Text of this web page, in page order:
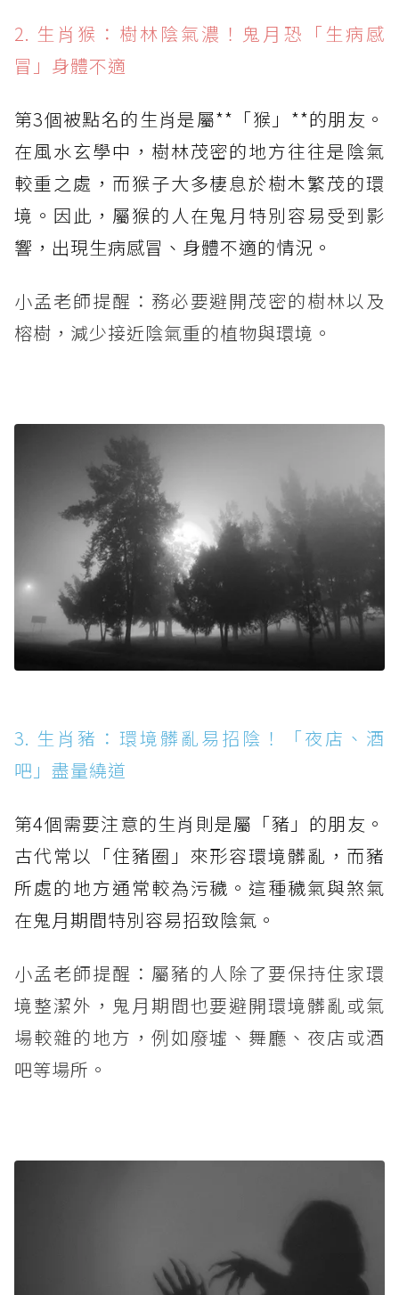
2. 生肖猴：樹林陰氣濃！鬼月恐「生病感
冒」身體不適
第3個被點名的生肖是屬**「猴」**的朋友。
在風水玄學中，樹林茂密的地方往往是陰氣
較重之處，而猴子大多棲息於樹木繁茂的環
境。因此，屬猴的人在鬼月特別容易受到影
響，出現生病感冒、身體不適的情況。
小孟老師提醒：務必要避開茂密的樹林以及
榕樹，減少接近陰氣重的植物與環境。
3. 生肖豬：環境髒亂易招陰！「夜店、酒
吧」盡量繞道
第4個需要注意的生肖則是屬「豬」的朋友。
古代常以「住豬圈」來形容環境髒亂，而豬
所處的地方通常較為污穢。這種穢氣與煞氣
在鬼月期間特別容易招致陰氣。
小孟老師提醒：屬豬的人除了要保持住家環
境整潔外，鬼月期間也要避開環境髒亂或氣
場較雜的地方，例如廢墟、舞廳、夜店或酒
吧等場所。